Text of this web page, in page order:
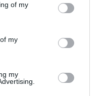
of my
my
my
in Italia
Federica
și cum să-l